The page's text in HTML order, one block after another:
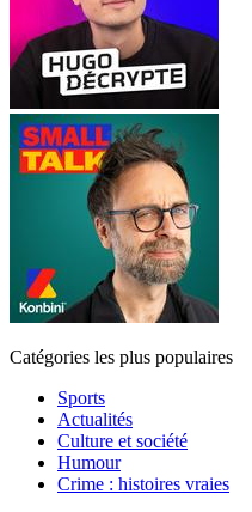
Catégories les plus populaires
Sports
Actualités
Culture et société
Humour
Crime : histoires vraies